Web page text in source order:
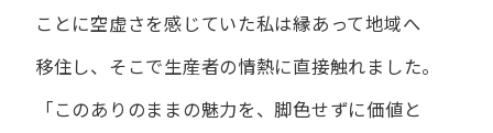
ことに​空虚さを​感じていた​私は縁あって​地域へ​
移住し、​そこで​生産者の​情熱に​直接触れました。
「この​ありの​ままの​魅力を、​脚色せずに​価値と​